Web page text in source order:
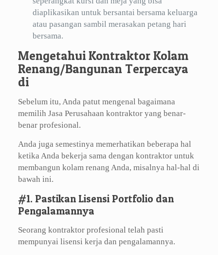
diaplikasikan untuk bersantai bersama keluarga
atau pasangan sambil merasakan petang hari
bersama.
Mengetahui Kontraktor Kolam
Renang/Bangunan Terpercaya
di
Sebelum itu, Anda patut mengenal bagaimana
memilih Jasa Perusahaan kontraktor yang benar-
benar profesional.
Anda juga semestinya memerhatikan beberapa hal
ketika Anda bekerja sama dengan kontraktor untuk
membangun kolam renang Anda, misalnya hal-hal di
bawah ini.
#1. Pastikan Lisensi Portfolio dan
Pengalamannya
Seorang kontraktor profesional telah pasti
mempunyai lisensi kerja dan pengalamannya.